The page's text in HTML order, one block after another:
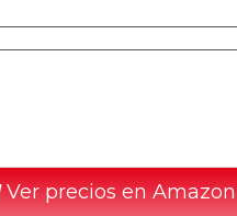
Ver precios en Amazon